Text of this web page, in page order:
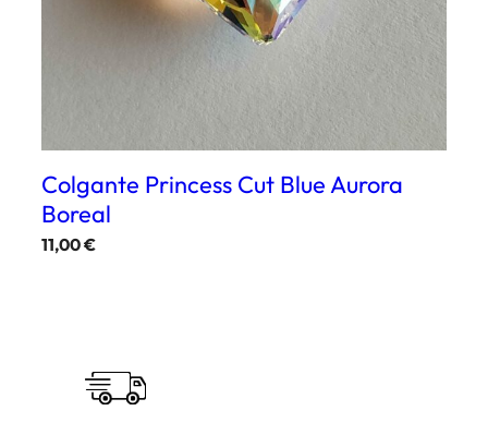
Colgante Princess Cut Blue Aurora
Boreal
11,00€